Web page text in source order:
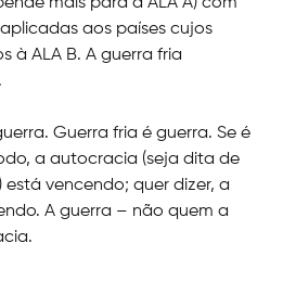
mais para a ALA A) com
aos países cujos
à ALA B. A guerra fria
Guerra fria é guerra. Se é
a autocracia (seja dita de
vencendo; quer dizer, a
A guerra – não quem a